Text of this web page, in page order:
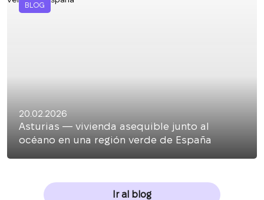
BLOG
20.02.2026
Asturias — vivienda asequible junto al
océano en una región verde de España
Ir al blog